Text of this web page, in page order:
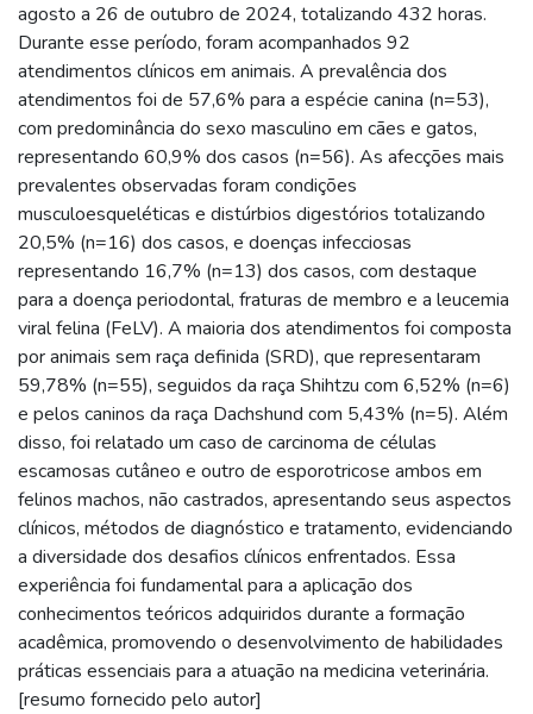
agosto a 26 de outubro de 2024, totalizando 432 horas.
Durante esse período, foram acompanhados 92
atendimentos clínicos em animais. A prevalência dos
atendimentos foi de 57,6% para a espécie canina (n=53),
com predominância do sexo masculino em cães e gatos,
representando 60,9% dos casos (n=56). As afecções mais
prevalentes observadas foram condições
musculoesqueléticas e distúrbios digestórios totalizando
20,5% (n=16) dos casos, e doenças infecciosas
representando 16,7% (n=13) dos casos, com destaque
para a doença periodontal, fraturas de membro e a leucemia
viral felina (FeLV). A maioria dos atendimentos foi composta
por animais sem raça definida (SRD), que representaram
59,78% (n=55), seguidos da raça Shihtzu com 6,52% (n=6)
e pelos caninos da raça Dachshund com 5,43% (n=5). Além
disso, foi relatado um caso de carcinoma de células
escamosas cutâneo e outro de esporotricose ambos em
felinos machos, não castrados, apresentando seus aspectos
clínicos, métodos de diagnóstico e tratamento, evidenciando
a diversidade dos desafios clínicos enfrentados. Essa
experiência foi fundamental para a aplicação dos
conhecimentos teóricos adquiridos durante a formação
acadêmica, promovendo o desenvolvimento de habilidades
práticas essenciais para a atuação na medicina veterinária.
[resumo fornecido pelo autor]